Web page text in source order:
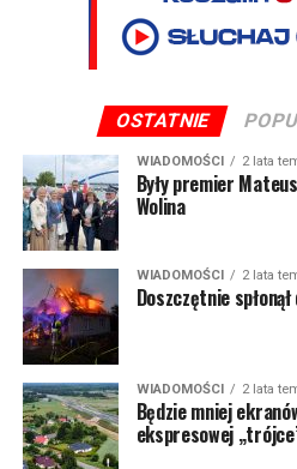
OSTATNIE
WIADOMOŚCI 2 lata
Były premier
Wolina
WIADOMOŚCI 2 lata
Doszczętnie
WIADOMOŚCI 2 lata
Będzie mniej
ekspresowej